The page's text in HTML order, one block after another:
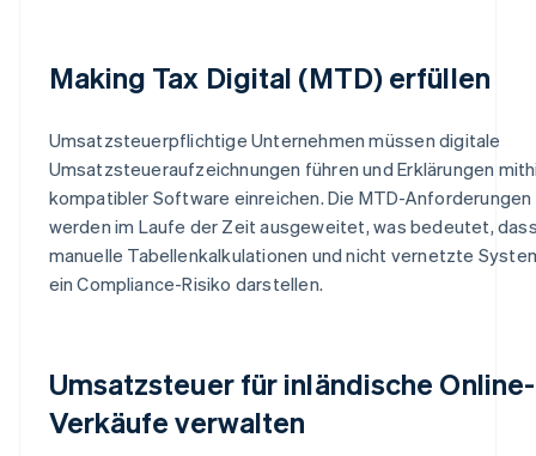
Making Tax Digital (MTD) erfüllen
Umsatzsteuerpflichtige Unternehmen müssen digitale
Umsatzsteueraufzeichnungen führen und Erklärungen
kompatibler Software einreichen. Die MTD-Anforderungen
werden im Laufe der Zeit ausgeweitet, was bedeutet,
manuelle Tabellenkalkulationen und nicht vernetzte
ein Compliance-Risiko darstellen.
Umsatzsteuer für inländische Online-
Verkäufe verwalten